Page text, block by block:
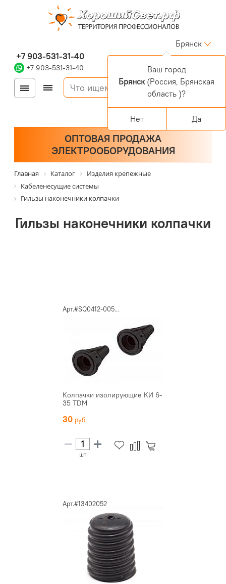
+7 903-531-31-40
+7 903-531-31-40
Брянск
Войти
Регистрация
Корзина
0 позиций
ОПТОВАЯ ПРОДАЖА
ЭЛЕКТРООБОРУДОВАНИЯ
Главная Каталог
Изделия крепежные
Кабеленесущие системы
Гильзы наконечники колпачки
Гильзы наконечники колпачки
Арт.#SQ0412-005...
Колпачки изолирующие КИ 6-
35 TDM
30
шт
Арт.#13402052
Ваш город
Брянск(Россия, Брянская
область )?
Нет Да